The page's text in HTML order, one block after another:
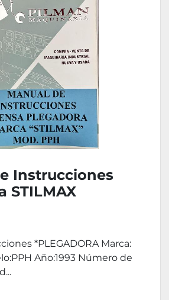
Instrucciones
STILMAX
*PLEGADORA Marca:
Año:1993 Número de